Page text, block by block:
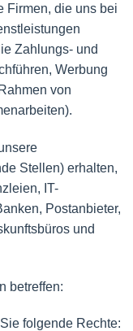
Firmen, die uns bei
Zahlungs- und
Werbung
von
Stellen) erhalten,
IT-
Postanbieter,
und
betreffen:
folgende Rechte: